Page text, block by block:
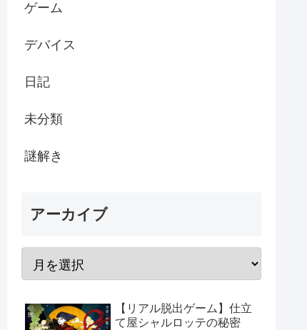
ゲーム
デバイス
日記
未分類
謎解き
アーカイブ
【リアル脱出ゲーム】仕立
て屋シャルロッテの秘密